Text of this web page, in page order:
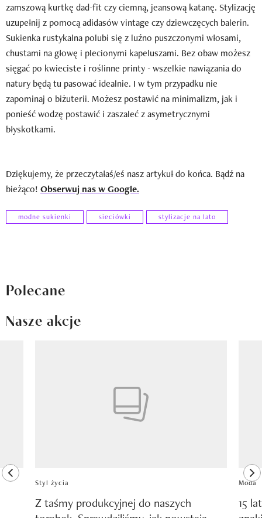
zamszową kurtkę dad-fit czy ciemną, jeansową katanę. Stylizację
uzupełnij z pomocą adidasów vintage czy dziewczęcych balerin.
Sukienka rustykalna polubi się z luźno puszczonymi włosami,
chustami na głowę i plecionymi kapeluszami. Bez obaw możesz
sięgać po kwieciste i roślinne printy - wszelkie nawiązania do
natury będą tu pasować idealnie. I w tym przypadku nie
zapominaj o biżuterii. Możesz postawić na minimalizm, jak i
ponieść wodzę postawić i zaszaleć z asymetrycznymi
błyskotkami.
Dziękujemy, że przeczytałaś/eś nasz artykuł do końca. Bądź na
bieżąco! Obserwuj nas w Google.
modne sukienki sieciówki stylizacje na lato
Polecane
Nasze akcje
previous element
Styl życia
Z taśmy produkcyjnej do naszych
Moda
15